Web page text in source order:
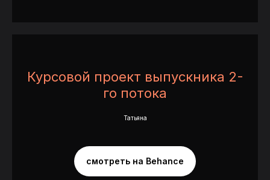
Курсовой проект выпускника 2-
го потока
Татьяна
смотреть на Behance
С проверками
Проверка всех дз опытными
Полная программа и все материалы
Возможность начать обучение сразу